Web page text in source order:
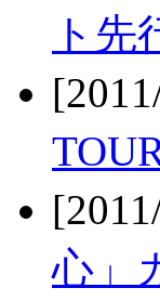
ト先
心」